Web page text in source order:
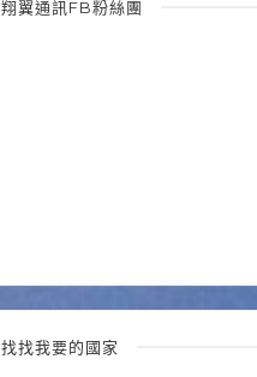
翔翼通訊FB粉絲團
找找我要的國家